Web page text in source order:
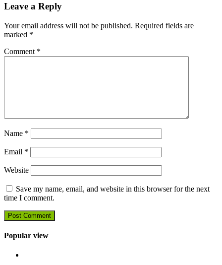
Leave a Reply
Your email address will not be published. Required fields are
marked *
Comment *
Name *
Email *
Website
Save my name, email, and website in this browser for the next
time I comment.
Popular view